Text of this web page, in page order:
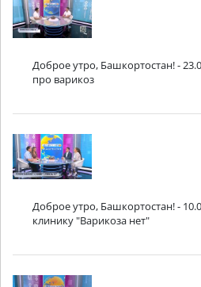
Доброе утро, Башкортостан! -
про варикоз
Доброе утро, Башкортостан! -
клинику "Варикоза нет"